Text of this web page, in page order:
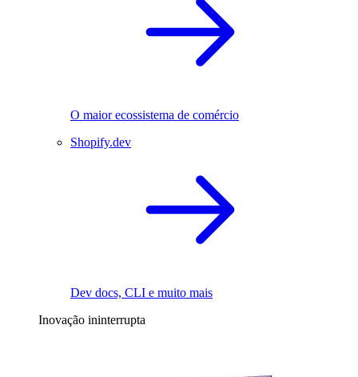
O maior ecossistema de comércio
Shopify.dev
Dev docs, CLI e muito mais
Inovação ininterrupta